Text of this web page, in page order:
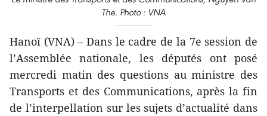
The. Photo : VNA
Hanoï (VNA) – Dans le cadre de la 7e session de
l’Assemblée nationale, les députés ont posé
mercredi matin des questions au ministre des
Transports et des Communications, après la fin
de l’interpellation sur les sujets d’actualité dans